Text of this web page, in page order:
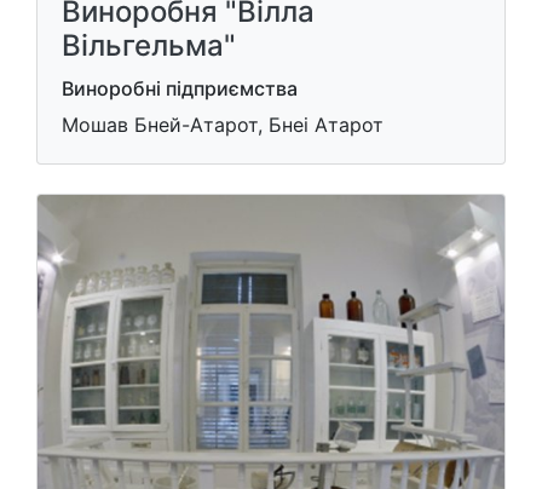
Виноробня "Вілла
Вільгельма"
Виноробні підприємства
Мошав Бней-Атарот, Бнеі Атарот